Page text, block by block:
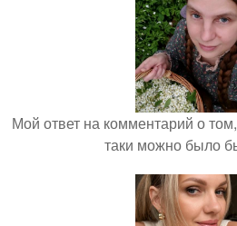
Мой ответ на комментарий о
таки можно было